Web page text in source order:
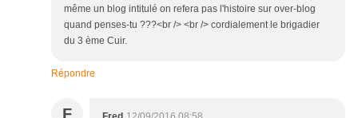
même un blog intitulé on refera pas l'histoire sur over-blog
quand penses-tu ???<br /> <br /> cordialement le brigadier
du 3 ème Cuir.
Répondre
F